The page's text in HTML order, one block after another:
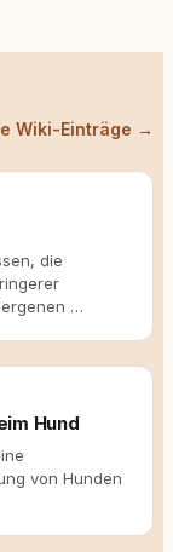
Wiki-Einträge →
die
…
Hund
von Hunden